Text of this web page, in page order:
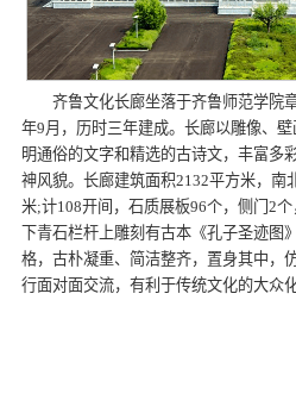
齐鲁文化长廊坐落于齐鲁师范学院
年9月，历时三年建成。长廊以雕像、
明通俗的文字和精选的古诗文，丰富多
神风貌。长廊建筑面积2132平方米，南
米;计108开间，石质展板96个，侧门2
下青石栏杆上雕刻有古本《孔子圣迹图
格，古朴凝重、简洁整齐，置身其中，
行面对面交流，有利于传统文化的大众化